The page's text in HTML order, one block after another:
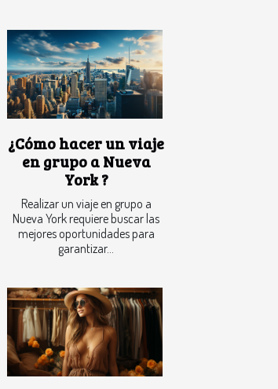
¿Cómo hacer un viaje
en grupo a Nueva
York ?
Realizar un viaje en grupo a
Nueva York requiere buscar las
mejores oportunidades para
garantizar...